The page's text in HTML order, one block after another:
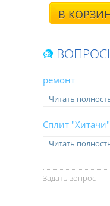
В
ремонт
Читать
Сплит "Хитачи"
Читать
Задать вопрос